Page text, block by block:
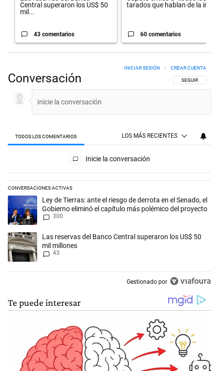
Central superaron los US$ 50
mil...
43 comentarios
tarados que hablan de la in...
60 comentarios
Conversación SIGA ESTA
SEGUIR
INICIAR SESIÓN CREAR CUENTA
TODOS LOS COMENTARIOS LOS MÁS RECIENTES
Todos los comentarios
Inicie la conversación
CONVERSACIONES ACTIVAS
Este listado muestra los artículos con más comentarios en los
Un artículo de tendencia con el título "Ley de Tierras: ante el riesgo
Ley de Tierras: ante el riesgo de derrota en el Senado, el
Gobierno eliminó el capítulo más polémico del proyecto
300
Un artículo de tendencia con el título "Las reservas del Banco Central
Las reservas del Banco Central superaron los US$ 50
mil millones
43
Gestionado por